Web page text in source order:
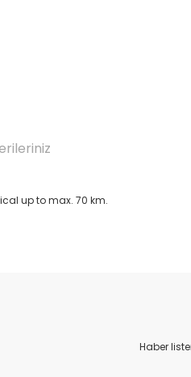
up to max. 70 km.
Haber